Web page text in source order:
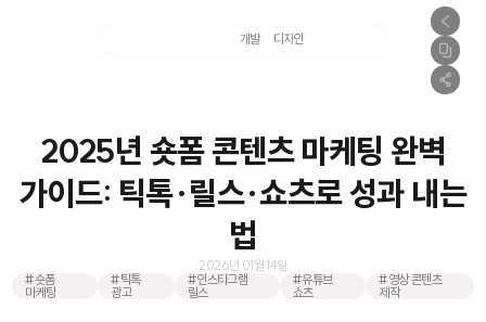
개발 디자인
2025년 숏폼 콘텐츠 마케팅 완벽
가이드: 틱톡·릴스·쇼츠로 성과 내는
법
2026년 01월 14일
#숏폼
마케팅
#틱톡
광고
#인스타그램
릴스
#유튜브
쇼츠
#영상 콘텐츠
제작